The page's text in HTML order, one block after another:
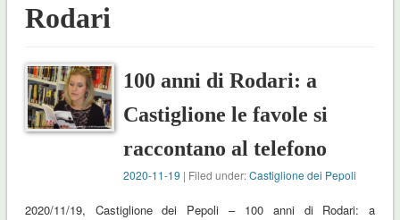
Rodari
100 anni di Rodari: a
Castiglione le favole si
raccontano al telefono
2020-11-19 | Filed under:Castiglione dei Pepoli
2020/11/19, Castiglione dei Pepoli – 100 anni di Rodari: a